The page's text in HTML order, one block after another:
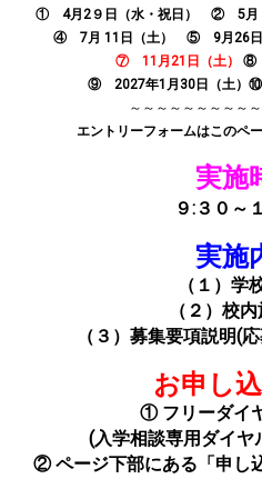
① 4月2９日（水・祝日）
② 5月
④ 7月 11日（土） ⑤ 9月26日
⑦ 11 月21 日（土） ⑧
⑨ 2027年1月30日（土） ⑩
～～～～～～～～～
エントリーフォームはこのペ
実施
９:３０～
実施
（１）学
（２）校
（３）募集要項説明(
お申し
① フリーダイ
(入学相談専用ダイヤ
② ページ下部にある「申し